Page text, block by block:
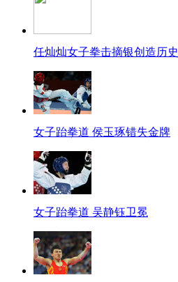
任灿灿女子拳击摘银创造历史
女子跆拳道 侯玉琢错失金牌
女子跆拳道 吴静钰卫冕